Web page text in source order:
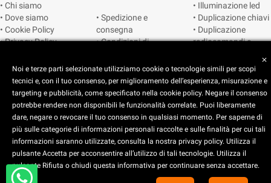
• Chi siamo
• Dove siamo
• Cookie Policy
• Privacy Policy
preferenze dei
cookie
• Spedizione e
consegna
• Condizioni di
• Catalogo
• Illuminazione led
• Duplicazione chiavi
• Duplicazione
radiocomandi e
• Smart home
• Video sorveglianza
Copyright © 2025 CEART | Negozio di elettronica Torino
C.E.A.R.T. Elettronica
4.5starstarstarstar star_half
Basato su914recensioni
close
Noi e terze parti selezionate utilizziamo cookie o tecnologie simili per scopi
tecnici e, con il tuo consenso, per miglioramento dell’esperienza, misurazione e
targeting e pubblicità, come specificato nella cookie policy. Negare il consenso
potrebbe rendere non disponibili le funzionalità correlate. Puoi liberamente
dare, negare o revocare il tuo consenso in qualsiasi momento. Per saperne di
più sulle categorie di informazioni personali raccolte e sulle finalità per cui tali
informazioni saranno utilizzate, consulta la nostra privacy policy. Utilizza il
pulsante Accetta per acconsentire all’utilizzo di tali tecnologie. Utilizza il
pulsante Rifiuta o chiudi questa informativa per continuare senza accettare.